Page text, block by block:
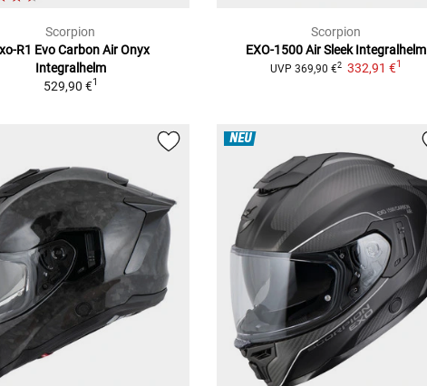
Scorpion
R1 Evo Carbon Air Onyx
Integralhelm
529,90 €1
Scorpion
EXO-1500 Air Sleek Integralhelm
UVP 369,90 €2 332,91 €1
NEU